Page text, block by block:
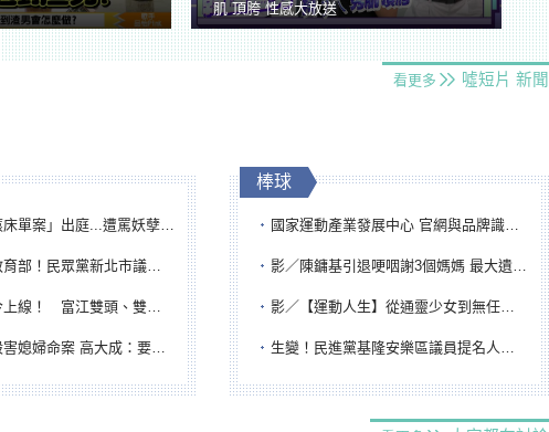
肌 頂胯 性感大放送
看更多 噓短片 新聞
...遭罵妖孽下地獄 張淑娟批：舌頭殺人有罪
北市議員參選人提出校園反毒防線升級政見
富江雙頭、雙一、人頭氣球全登場
案 高大成：要害殺多刀顯示怨恨深
棒球
國家運動產業發展中心 官網與品牌識別標誌重磅啟用
影／陳鏞基引退哽咽謝3個媽媽 最大遺憾無緣大聯盟
影／【運動人生】從通靈少女到無任所大使 劉柏君女裁判人生國際發光
生變！民進黨基隆安樂區議員提名人黃永翔突被除名 將另提他人